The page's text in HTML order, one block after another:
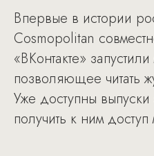
Впервые в истории
Cosmopolitan
«ВКонтакте»
позволяющее читать
Уже доступны
получить к ним